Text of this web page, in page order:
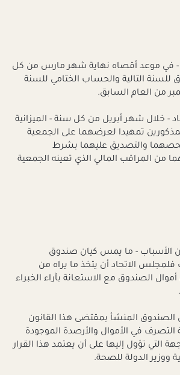
- في موعد أقصاه نهاية شهر مارس من كل
للسنة التالية والحساب الختامي للسنة
- خلال شهر أبريل من كل سنة - الميزانية
تمهيدا لعرضهما على الجمعية
والتصديق عليهما بشرط
من المراقب المالي الذي تعينه الجمعية
الأسباب - ما يمس كيان صندوق
فلمجلس الاتحاد أن يتخذ ما يراه من
الصندوق مع الاستعانة بآراء الخبراء
الصندوق المنشأ بمقتضى هذا القانون
في الأموال والأرصدة الموجودة
التي تؤول إليها على أن يعتمد هذا القرار
ووزير الدولة للصحة.